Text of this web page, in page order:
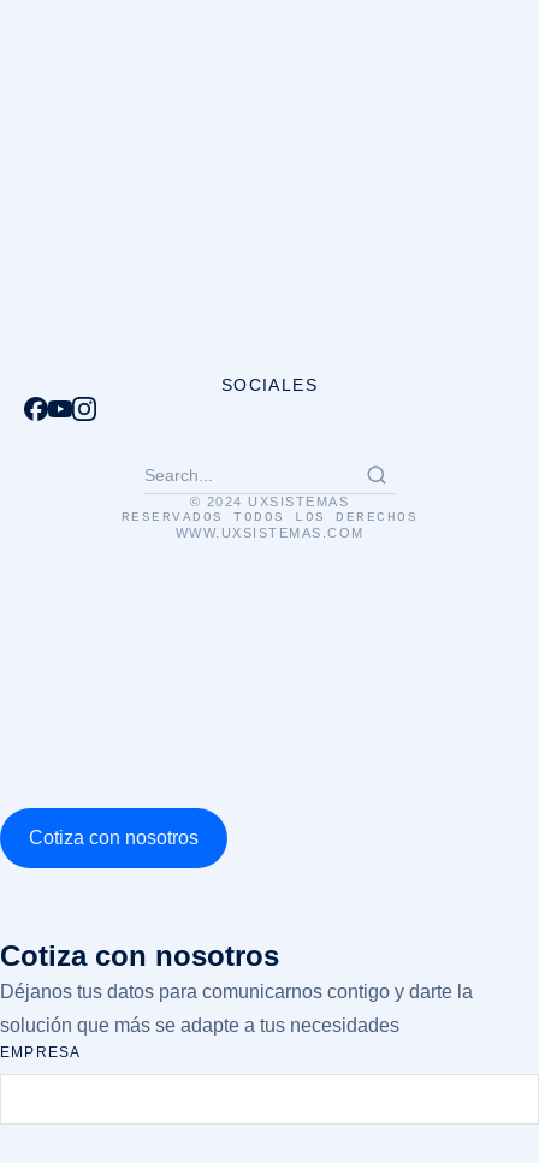
SOCIALES
© 2024 UXSISTEMAS
RESERVADOS TODOS LOS DERECHOS
WWW.UXSISTEMAS.COM
Cotiza con nosotros
Cotiza con nosotros
Déjanos tus datos para comunicarnos contigo y darte la
solución que más se adapte a tus necesidades
EMPRESA